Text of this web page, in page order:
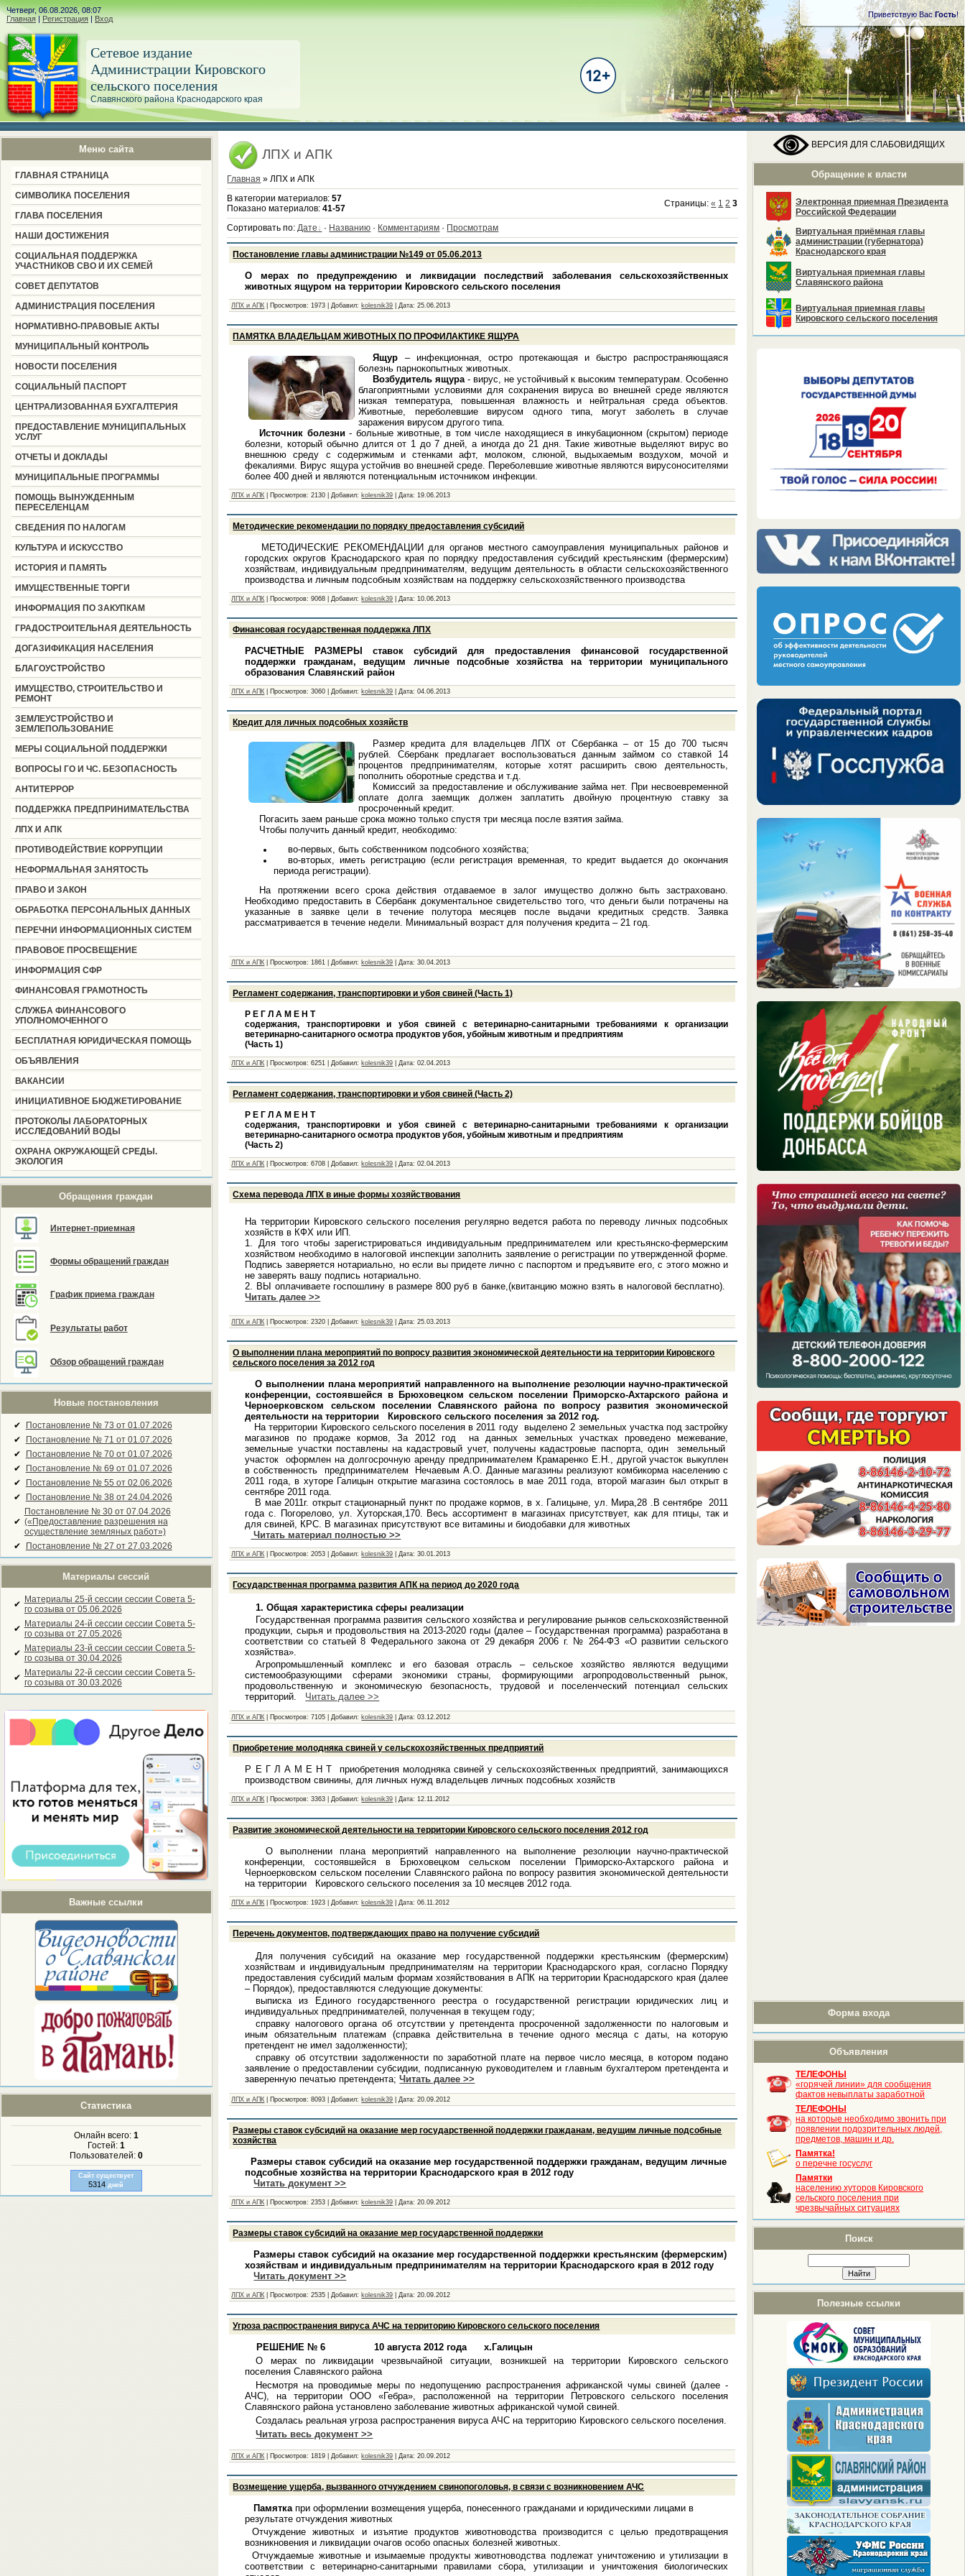
Четверг, 06.08.2026, 08:07
Главная | Регистрация | Вход Приветствую Вас Гость!
Сетевое издание
Администрации Кировского
сельского поселения
Славянского района Краснодарского края
Меню сайта
ГЛАВНАЯ СТРАНИЦА
СИМВОЛИКА ПОСЕЛЕНИЯ
ГЛАВА ПОСЕЛЕНИЯ
НАШИ ДОСТИЖЕНИЯ
СОЦИАЛЬНАЯ ПОДДЕРЖКА
УЧАСТНИКОВ СВО И ИХ СЕМЕЙ
СОВЕТ ДЕПУТАТОВ
АДМИНИСТРАЦИЯ ПОСЕЛЕНИЯ
НОРМАТИВНО-ПРАВОВЫЕ АКТЫ
МУНИЦИПАЛЬНЫЙ КОНТРОЛЬ
НОВОСТИ ПОСЕЛЕНИЯ
СОЦИАЛЬНЫЙ ПАСПОРТ
ЦЕНТРАЛИЗОВАННАЯ БУХГАЛТЕРИЯ
ПРЕДОСТАВЛЕНИЕ МУНИЦИПАЛЬНЫХ
УСЛУГ
ОТЧЕТЫ И ДОКЛАДЫ
МУНИЦИПАЛЬНЫЕ ПРОГРАММЫ
ПОМОЩЬ ВЫНУЖДЕННЫМ
ПЕРЕСЕЛЕНЦАМ
СВЕДЕНИЯ ПО НАЛОГАМ
КУЛЬТУРА И ИСКУССТВО
ИСТОРИЯ И ПАМЯТЬ
ИМУЩЕСТВЕННЫЕ ТОРГИ
ИНФОРМАЦИЯ ПО ЗАКУПКАМ
ГРАДОСТРОИТЕЛЬНАЯ ДЕЯТЕЛЬНОСТЬ
ДОГАЗИФИКАЦИЯ НАСЕЛЕНИЯ
БЛАГОУСТРОЙСТВО
ИМУЩЕСТВО, СТРОИТЕЛЬСТВО И
РЕМОНТ
ЗЕМЛЕУСТРОЙСТВО И
ЗЕМЛЕПОЛЬЗОВАНИЕ
МЕРЫ СОЦИАЛЬНОЙ ПОДДЕРЖКИ
ВОПРОСЫ ГО И ЧС. БЕЗОПАСНОСТЬ
АНТИТЕРРОР
ПОДДЕРЖКА ПРЕДПРИНИМАТЕЛЬСТВА
ЛПХ И АПК
ПРОТИВОДЕЙСТВИЕ КОРРУПЦИИ
НЕФОРМАЛЬНАЯ ЗАНЯТОСТЬ
ПРАВО И ЗАКОН
ОБРАБОТКА ПЕРСОНАЛЬНЫХ ДАННЫХ
ПЕРЕЧНИ ИНФОРМАЦИОННЫХ СИСТЕМ
ПРАВОВОЕ ПРОСВЕЩЕНИЕ
ИНФОРМАЦИЯ СФР
ФИНАНСОВАЯ ГРАМОТНОСТЬ
СЛУЖБА ФИНАНСОВОГО
УПОЛНОМОЧЕННОГО
БЕСПЛАТНАЯ ЮРИДИЧЕСКАЯ ПОМОЩЬ
ОБЪЯВЛЕНИЯ
ВАКАНСИИ
ИНИЦИАТИВНОЕ БЮДЖЕТИРОВАНИЕ
ПРОТОКОЛЫ ЛАБОРАТОРНЫХ
ИССЛЕДОВАНИЙ ВОДЫ
ОХРАНА ОКРУЖАЮЩЕЙ СРЕДЫ.
ЭКОЛОГИЯ
Обращения граждан
Интернет-приемная
Формы обращений граждан
График приема граждан
Результаты работ
Обзор обращений граждан
Новые постановления
✔
Постановление № 73 от 01.07.2026
✔
Постановление № 71 от 01.07.2026
✔
Постановление № 70 от 01.07.2026
✔
Постановление № 69 от 01.07.2026
✔
Постановление № 55 от 02.06.2026
✔
Постановление № 38 от 24.04.2026
✔
Постановление № 30 от 07.04.2026
(«Предоставление разрешения на
осуществление земляных работ»)
✔
Постановление № 27 от 27.03.2026
Материалы сессий
✔ Материалы 25-й сессии сессии Совета 5-
го созыва от 05.06.2026
✔ Материалы 24-й сессии сессии Совета 5-
го созыва от 27.05.2026
✔ Материалы 23-й сессии сессии Совета 5-
го созыва от 30.04.2026
✔ Материалы 22-й сессии сессии Совета 5-
го созыва от 30.03.2026
Важные ссылки
Статистика
Онлайн всего: 1
Гостей: 1
Пользователей: 0
Сайт существует
5314 дней
ВЕРСИЯ ДЛЯ СЛАБОВИДЯЩИХ
Обращение к власти
Электронная приемная Президента
Российской Федерации
Виртуальная приёмная главы
администрации (губернатора)
Краснодарского края
Виртуальная приемная главы
Славянского района
Виртуальная приемная главы
Кировского сельского поселения
Форма входа
Объявления
ТЕЛЕФОНЫ
«горячей линии» для сообщения
фактов невыплаты заработной
ТЕЛЕФОНЫ
на которые необходимо звонить при
появлении подозрительных людей,
предметов, машин и др.
Памятка!
о перечне госуслуг
Памятки
населению хуторов Кировского
сельского поселения при
чрезвычайных ситуациях
Поиск
Полезные ссылки
ЛПХ и АПК
Главная » ЛПХ и АПК
В категории материалов:57
Показано материалов:41-57 Страницы:« 1 2 3
Сортировать по:Дате · Названию · Комментариям · Просмотрам
Постановление главы администрации №149 от 05.06.2013
О мерах по предупреждению и ликвидации последствий заболевания сельскохозяйственных
животных ящуром на территории Кировского сельского поселения
ЛПХ и АПК Просмотров: 1973 |Добавил: kolesnik39 |Дата: 25.06.2013
ПАМЯТКА ВЛАДЕЛЬЦАМ ЖИВОТНЫХ ПО ПРОФИЛАКТИКЕ ЯЩУРА
Ящур – инфекционная, остро протекающая и быстро распространяющаяся
болезнь парнокопытных животных.
Возбудитель ящура- вирус, не устойчивый к высоким температурам. Особенно
благоприятными условиями для сохранения вируса во внешней среде являются
низкая температура, повышенная влажность и нейтральная среда объектов.
Животные, переболевшие вирусом одного типа, могут заболеть в случае
заражения вирусом другого типа.
Источник болезни- больные животные, в том числе находящиеся в инкубационном (скрытом) периоде
болезни, который обычно длится от 1 до 7 дней, а иногда до 21 дня. Такие животные выделяют вирус во
внешнюю среду с содержимым и стенками афт, молоком, слюной, выдыхаемым воздухом, мочой и
фекалиями. Вирус ящура устойчив во внешней среде. Переболевшие животные являются вирусоносителями
более 400 дней и являются потенциальным источником инфекции.
ЛПХ и АПК Просмотров: 2130 |Добавил: kolesnik39 |Дата: 19.06.2013
Методические рекомендации по порядку предоставления субсидий
МЕТОДИЧЕСКИЕ РЕКОМЕНДАЦИИ для органов местного самоуправления муниципальных районов и
городских округов Краснодарского края по порядку предоставления субсидий крестьянским (фермерским)
хозяйствам, индивидуальным предпринимателям, ведущим деятельность в области сельскохозяйственного
производства и личным подсобным хозяйствам на поддержку сельскохозяйственного производства
ЛПХ и АПК Просмотров: 9068 |Добавил: kolesnik39 |Дата: 10.06.2013
Финансовая государственная поддержка ЛПХ
РАСЧЕТНЫЕ РАЗМЕРЫ ставок субсидий для предоставления финансовой государственной
поддержки гражданам, ведущим личные подсобные хозяйства на территории муниципального
образования Славянский район
ЛПХ и АПК Просмотров: 3060 |Добавил: kolesnik39 |Дата: 04.06.2013
Кредит для личных подсобных хозяйств
Размер кредита для владельцев ЛПХ от Сбербанка – от 15 до 700 тысяч
рублей. Сбербанк предлагает воспользоваться данным займом со ставкой 14
процентов предпринимателям, которые хотят расширить свою деятельность,
пополнить оборотные средства и т.д.
Комиссий за предоставление и обслуживание займа нет. При несвоевременной
оплате долга заемщик должен заплатить двойную процентную ставку за
просроченный кредит.
Погасить заем раньше срока можно только спустя три месяца после взятия займа.
Чтобы получить данный кредит, необходимо:
во-первых, быть собственником подсобного хозяйства;
во-вторых, иметь регистрацию (если регистрация временная, то кредит выдается до окончания
периода регистрации).
На протяжении всего срока действия отдаваемое в залог имущество должно быть застраховано.
Необходимо предоставить в Сбербанк документальное свидетельство того, что деньги были потрачены на
указанные в заявке цели в течение полутора месяцев после выдачи кредитных средств. Заявка
рассматривается в течение недели. Минимальный возраст для получения кредита – 21 год.
ЛПХ и АПК Просмотров: 1861 |Добавил: kolesnik39 |Дата: 30.04.2013
Регламент содержания, транспортировки и убоя свиней (Часть 1)
Р Е Г Л А М Е Н Т
содержания, транспортировки и убоя свиней с ветеринарно-санитарными требованиями к организации
ветеринарно-санитарного осмотра продуктов убоя, убойным животным и предприятиям
(Часть 1)
ЛПХ и АПК Просмотров: 6251 |Добавил: kolesnik39 |Дата: 02.04.2013
Регламент содержания, транспортировки и убоя свиней (Часть 2)
Р Е Г Л А М Е Н Т
содержания, транспортировки и убоя свиней с ветеринарно-санитарными требованиями к организации
ветеринарно-санитарного осмотра продуктов убоя, убойным животным и предприятиям
(Часть 2)
ЛПХ и АПК Просмотров: 6708 |Добавил: kolesnik39 |Дата: 02.04.2013
Схема перевода ЛПХ в иные формы хозяйствования
На территории Кировского сельского поселения регулярно ведется работа по переводу личных подсобных
хозяйств в КФХ или ИП.
1. Для того чтобы зарегистрироваться индивидуальным предпринимателем или крестьянско-фермерским
хозяйством необходимо в налоговой инспекции заполнить заявление о регистрации по утвержденной форме.
Подпись заверяется нотариально, но если вы придете лично с паспортом и предъявите его, с этого можно и
не заверять вашу подпись нотариально.
2. ВЫ оплачиваете госпошлину в размере 800 руб в банке,(квитанцию можно взять в налоговой бесплатно).
Читать далее >>
ЛПХ и АПК Просмотров: 2320 |Добавил: kolesnik39 |Дата: 25.03.2013
О выполнении плана мероприятий по вопросу развития экономической деятельности на территории Кировского
сельского поселения за 2012 год
О выполнении плана мероприятий направленного на выполнение резолюции научно-практической
конференции, состоявшейся в Брюховецком сельском поселении Приморско-Ахтарского района и
Черноерковском сельском поселении Славянского района по вопросу развития экономической
деятельности на территории Кировского сельского поселения за 2012 год.
На территории Кировского сельского поселения в 2011 году выделено 2 земельных участка под застройку
магазинов по продаже кормов, За 2012 год на данных земельных участках проведено межевание,
земельные участки поставлены на кадастровый учет, получены кадастровые паспорта, один земельный
участок оформлен на долгосрочную аренду предпринимателем Крамаренко Е.Н., другой участок выкуплен
в собственность предпринимателем Нечаевым А.О. Данные магазины реализуют комбикорма населению с
2011 года, в хуторе Галицын открытие магазина состоялось в мае 2011 года, второй магазин был открыт в
сентябре 2011 года.
В мае 2011г. открыт стационарный пункт по продаже кормов, в х. Галицыне, ул. Мира,28 .В сентябре 2011
года с. Погорелово, ул. Хуторская,170. Весь ассортимент в магазинах присутствует, как для птицы, так и
для свиней, КРС. В магазинах присутствуют все витамины и биодобавки для животных
Читать материал полностью>>
ЛПХ и АПК Просмотров: 2053 |Добавил: kolesnik39 |Дата: 30.01.2013
Государственная программа развития АПК на период до 2020 года
1. Общая характеристика сферы реализации
Государственная программа развития сельского хозяйства и регулирование рынков сельскохозяйственной
продукции, сырья и продовольствия на 2013-2020 годы (далее – Государственная программа) разработана в
соответствии со статьей 8 Федерального закона от 29 декабря 2006 г. № 264-ФЗ «О развитии сельского
хозяйства».
Агропромышленный комплекс и его базовая отрасль – сельское хозяйство являются ведущими
системообразующими сферами экономики страны, формирующими агропродовольственный рынок,
продовольственную и экономическую безопасность, трудовой и поселенческий потенциал сельских
территорий. Читать далее >>
ЛПХ и АПК Просмотров: 7105 |Добавил: kolesnik39 |Дата: 03.12.2012
Приобретение молодняка свиней у сельскохозяйственных предприятий
Р Е Г Л А М Е Н Т приобретения молодняка свиней у сельскохозяйственных предприятий, занимающихся
производством свинины, для личных нужд владельцев личных подсобных хозяйств
ЛПХ и АПК Просмотров: 3363 |Добавил: kolesnik39 |Дата: 12.11.2012
Развитие экономической деятельности на территории Кировского сельского поселения 2012 год
О выполнении плана мероприятий направленного на выполнение резолюции научно-практической
конференции, состоявшейся в Брюховецком сельском поселении Приморско-Ахтарского района и
Черноерковском сельском поселении Славянского района по вопросу развития экономической деятельности
на территории Кировского сельского поселения за 10 месяцев 2012 года.
ЛПХ и АПК Просмотров: 1923 |Добавил: kolesnik39 |Дата: 06.11.2012
Перечень документов, подтверждающих право на получение субсидий
Для получения субсидий на оказание мер государственной поддержки крестьянским (фермерским)
хозяйствам и индивидуальным предпринимателям на территории Краснодарского края, согласно Порядку
предоставления субсидий малым формам хозяйствования в АПК на территории Краснодарского края (далее
– Порядок), предоставляются следующие документы:
выписка из Единого государственного реестра о государственной регистрации юридических лиц и
индивидуальных предпринимателей, полученная в текущем году;
справку налогового органа об отсутствии у претендента просроченной задолженности по налоговым и
иным обязательным платежам (справка действительна в течение одного месяца с даты, на которую
претендент не имел задолженности);
справку об отсутствии задолженности по заработной плате на первое число месяца, в котором подано
заявление о предоставлении субсидии, подписанную руководителем и главным бухгалтером претендента и
заверенную печатью претендента;Читать далее >>
ЛПХ и АПК Просмотров: 8093 |Добавил: kolesnik39 |Дата: 20.09.2012
Размеры ставок субсидий на оказание мер государственной поддержки гражданам, ведущим личные подсобные
хозяйства
Размеры ставок субсидий на оказание мер государственной поддержки гражданам, ведущим личные
подсобные хозяйства на территории Краснодарского края в 2012 году
Читать документ >>
ЛПХ и АПК Просмотров: 2353 |Добавил: kolesnik39 |Дата: 20.09.2012
Размеры ставок субсидий на оказание мер государственной поддержки
Размеры ставок субсидий на оказание мер государственной поддержки крестьянским (фермерским)
хозяйствам и индивидуальным предпринимателям на территории Краснодарского края в 2012 году
Читать документ >>
ЛПХ и АПК Просмотров: 2535 |Добавил: kolesnik39 |Дата: 20.09.2012
Угроза распространения вируса АЧС на территорию Кировского сельского поселения
РЕШЕНИЕ № 6 10 августа 2012 года х.Галицын
О мерах по ликвидации чрезвычайной ситуации, возникшей на территории Кировского сельского
поселения Славянского района
Несмотря на проводимые меры по недопущению распространения африканской чумы свиней (далее -
АЧС), на территории ООО «Гебра», расположенной на территории Петровского сельского поселения
Славянского района установлено заболевание животных африканской чумой свиней.
Создалась реальная угроза распространения вируса АЧС на территорию Кировского сельского поселения.
Читать весь документ >>
ЛПХ и АПК Просмотров: 1819 |Добавил: kolesnik39 |Дата: 20.09.2012
Возмещение ущерба, вызванного отчуждением свинопоголовья, в связи с возникновением АЧС
Памяткапри оформлении возмещения ущерба, понесенного гражданами и юридическими лицами в
результате отчуждения животных
Отчуждение животных и изъятие продуктов животноводства производится с целью предотвращения
возникновения и ликвидации очагов особо опасных болезней животных.
Отчуждаемые животные и изымаемые продукты животноводства подлежат уничтожению и утилизации в
соответствии с ветеринарно-санитарными правилами сбора, утилизации и уничтожения биологических